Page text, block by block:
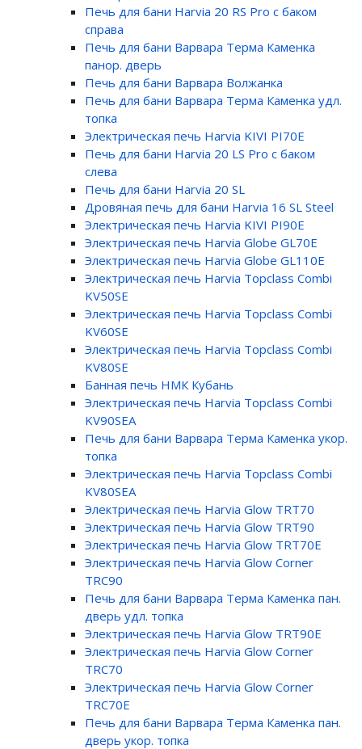
Печь для бани Harvia 20 RS Pro с баком
справа
Печь для бани Варвара Терма Каменка
панор. дверь
Печь для бани Варвара Волжанка
Печь для бани Варвара Терма Каменка удл.
топка
Электрическая печь Harvia KIVI PI70E
Печь для бани Harvia 20 LS Pro с баком
слева
Печь для бани Harvia 20 SL
Дровяная печь для бани Harvia 16 SL Steel
Электрическая печь Harvia KIVI PI90E
Электрическая печь Harvia Globe GL70E
Электрическая печь Harvia Globe GL110E
Электрическая печь Harvia Topclass Combi
KV50SE
Электрическая печь Harvia Topclass Combi
KV60SE
Электрическая печь Harvia Topclass Combi
KV80SE
Банная печь НМК Кубань
Электрическая печь Harvia Topclass Combi
KV90SEA
Печь для бани Варвара Терма Каменка укор.
топка
Электрическая печь Harvia Topclass Combi
KV80SEA
Электрическая печь Harvia Glow TRT70
Электрическая печь Harvia Glow TRT90
Электрическая печь Harvia Glow TRT70E
Электрическая печь Harvia Glow Corner
TRC90
Печь для бани Варвара Терма Каменка пан.
дверь удл. топка
Электрическая печь Harvia Glow TRT90E
Электрическая печь Harvia Glow Corner
TRC70
Электрическая печь Harvia Glow Corner
TRC70E
Печь для бани Варвара Терма Каменка пан.
дверь укор. топка